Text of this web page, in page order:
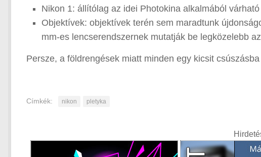
Nikon 1: állítólag az idei Photokina alkalmából
Objektívek: objektívek terén sem maradtunk
mm-es lencserendszernek mutatják be legközelebb
Persze, a földrengések miatt minden egy kicsit
Címkék: nikon pletyka